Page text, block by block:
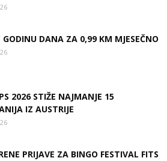
DANA ZA 0,99 KM MJESEČNO
2026 STIŽE NAJMANJE 15
IZ AUSTRIJE
PRIJAVE ZA BINGO FESTIVAL FITS